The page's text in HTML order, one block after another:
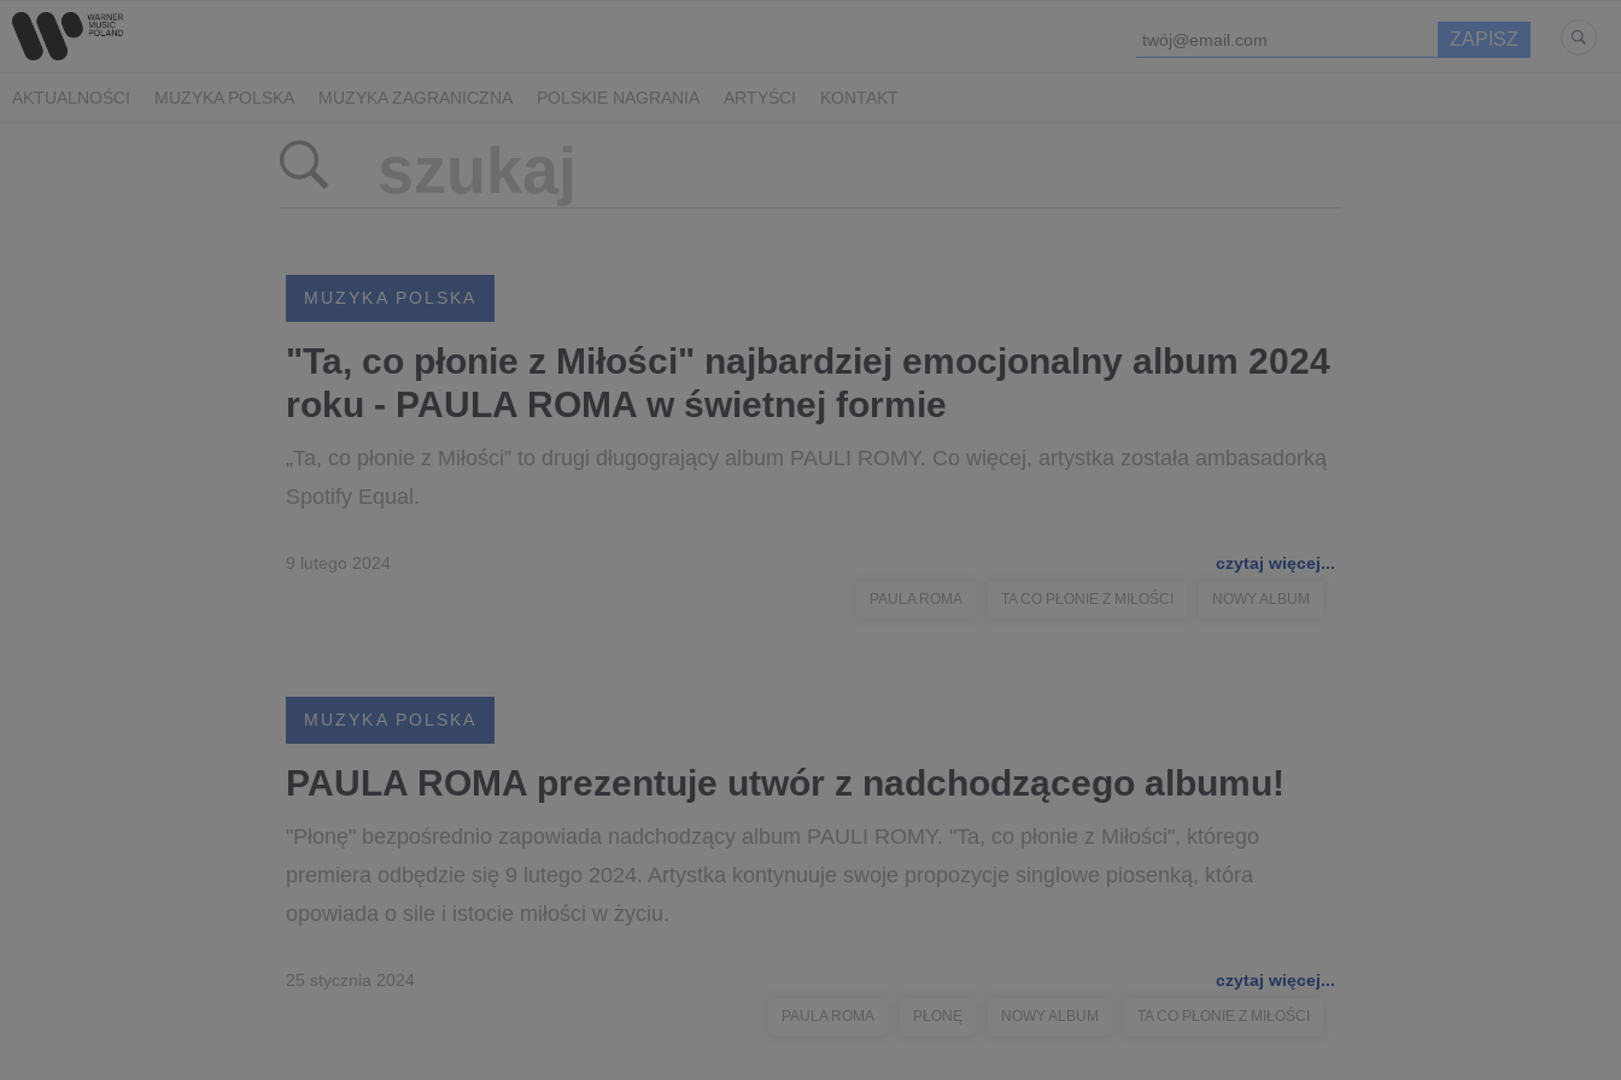
AKTUALNOŚCI MUZYKA POLSKA MUZYKA ZAGRANICZNA POLSKIE NAGRANIA ARTYŚCI KONTAKT
MUZYKA POLSKA
"Ta, co płonie z Miłości" najbardziej emocjonalny album 2024
roku - PAULA ROMA w świetnej formie
„Ta, co płonie z Miłości” to drugi długogrający album PAULI ROMY. Co więcej, artystka została ambasadorką
Spotify Equal.
9 lutego 2024 czytaj więcej...
PAULA ROMA TA CO PŁONIE Z MIŁOŚCI NOWY ALBUM
MUZYKA POLSKA
PAULA ROMA prezentuje utwór z nadchodzącego albumu!
"Płonę" bezpośrednio zapowiada nadchodzący album PAULI ROMY. "Ta, co płonie z Miłości", którego
premiera odbędzie się 9 lutego 2024. Artystka kontynuuje swoje propozycje singlowe piosenką, która
opowiada o sile i istocie miłości w życiu.
25 stycznia 2024 czytaj więcej...
PAULA ROMA PŁONĘ NOWY ALBUM TA CO PŁONIE Z MIŁOŚCI